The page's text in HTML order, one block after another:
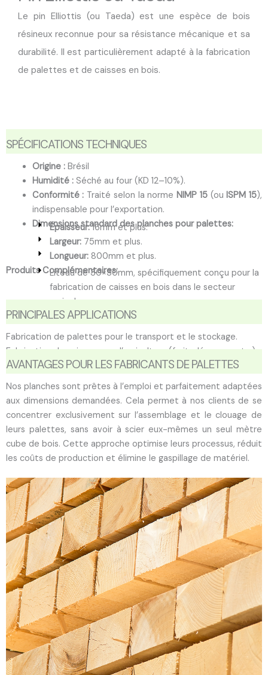
Le pin Elliottis (ou Taeda) est une espèce de bois
résineux reconnue pour sa résistance mécanique et sa
durabilité. Il est particulièrement adapté à la fabrication
de palettes et de caisses en bois.
SPÉCIFICATIONS TECHNIQUES
Origine :Brésil
Humidité :Séché au four (KD 12–10%).
Conformité : Traité selon la normeNIMP 15(ouISPM 15),
indispensable pour l’exportation.
Dimensions standard des planches pour palettes:
Épaisseur:16mm et plus.
Largeur:75mm et plus.
Longueur:800mm et plus.
Produits Complémentaires:
Liteau de 30×30mm, spécifiquement conçu pour la
fabrication de caisses en bois dans le secteur
agricole.
PRINCIPALES APPLICATIONS
Fabrication de palettes pour le transport et le stockage.
Fabrication de caisses pour l’agriculture (fruits, légumes, etc.).
AVANTAGES POUR LES FABRICANTS DE PALETTES
Nos planches sont prêtes à l’emploi et parfaitement adaptées
aux dimensions demandées. Cela permet à nos clients de se
concentrer exclusivement sur l’assemblage et le clouage de
leurs palettes, sans avoir à scier eux-mêmes un seul mètre
cube de bois. Cette approche optimise leurs processus, réduit
les coûts de production et élimine le gaspillage de matériel.